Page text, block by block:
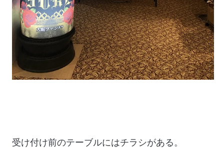
受け付け前のテーブルにはチラシがある。